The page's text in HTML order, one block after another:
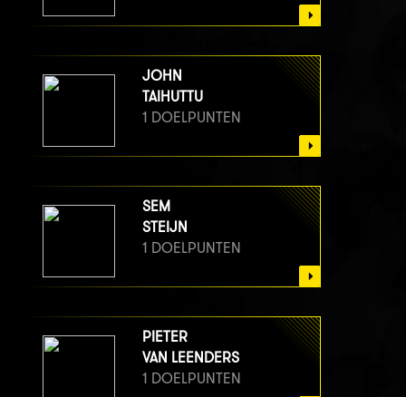
JOHN
TAIHUTTU
1 DOELPUNTEN
SEM
STEIJN
1 DOELPUNTEN
PIETER
VAN LEENDERS
1 DOELPUNTEN